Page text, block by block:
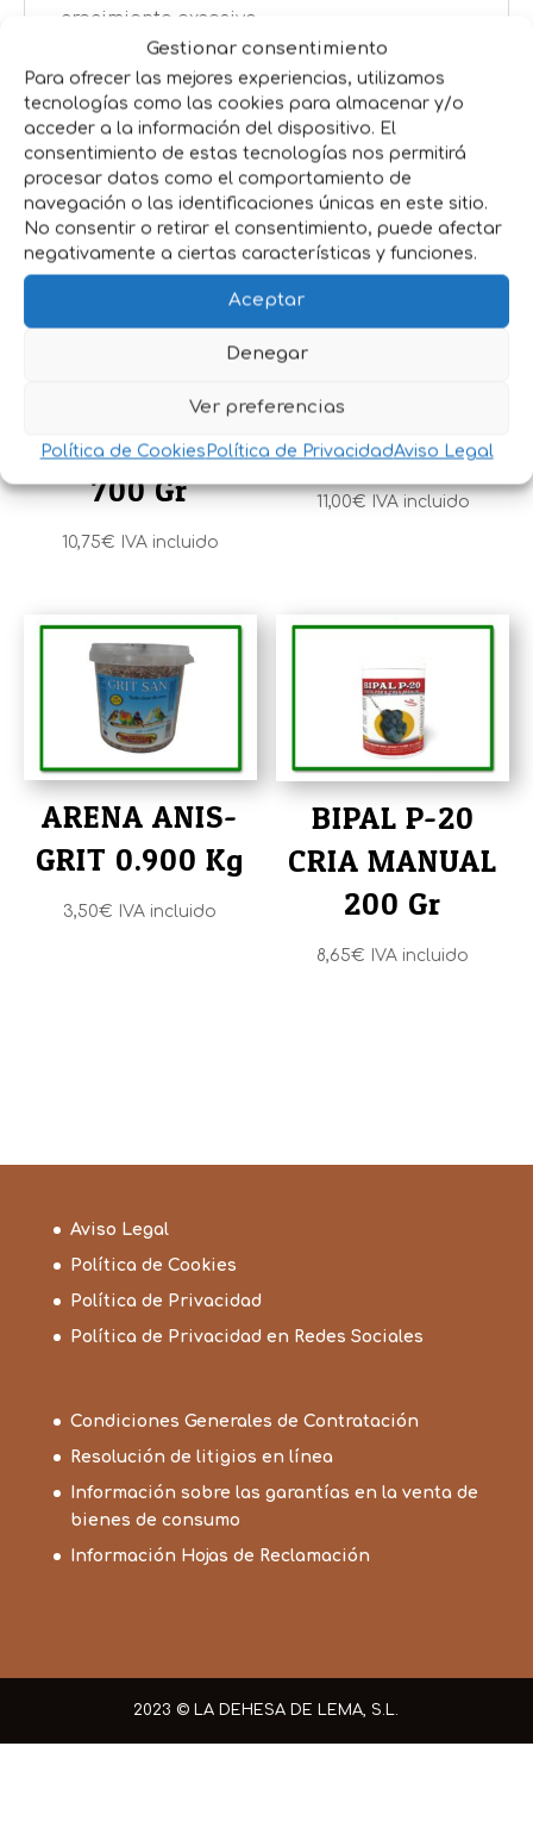
Gestionar consentimiento
Para ofrecer las mejores experiencias, utilizamos
tecnologías como las cookies para almacenar y/o
acceder a la información del dispositivo. El
consentimiento de estas tecnologías nos permitirá
procesar datos como el comportamiento de
navegación o las identificaciones únicas en este sitio.
No consentir o retirar el consentimiento, puede afectar
negativamente a ciertas características y funciones.
Aceptar
Denegar
Ver preferencias
Política de Cookies Política de PrivacidadAviso Legal
crecimiento excesivo.
Productos relacionados
PAPILLA
MANUAL P-20
700 Gr
10,75€ IVA incluido
INSECTIVOROS
1 Kg
11,00€ IVA incluido
ARENA ANIS-
GRIT 0.900 Kg
3,50€ IVA incluido
BIPAL P-20
CRIA MANUAL
200 Gr
8,65€ IVA incluido
Aviso Legal
Política de Cookies
Política de Privacidad
Política de Privacidad en Redes Sociales
Condiciones Generales de Contratación
Resolución de litigios en línea
Información sobre las garantías en la venta de
bienes de consumo
Información Hojas de Reclamación
2023 © LA DEHESA DE LEMA, S.L.